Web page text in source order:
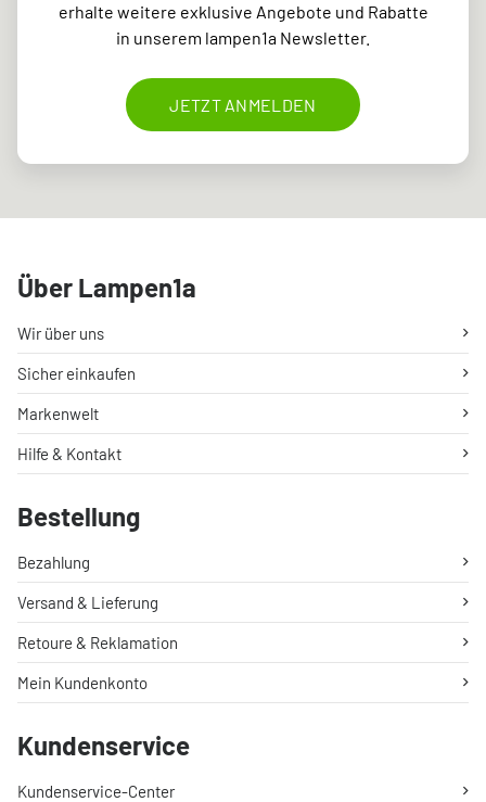
erhalte weitere exklusive Angebote und Rabatte
in unserem lampen1a Newsletter.
JETZT ANMELDEN
Über Lampen1a
Wir über uns
Sicher einkaufen
Markenwelt
Hilfe & Kontakt
Bestellung
Bezahlung
Versand & Lieferung
Retoure & Reklamation
Mein Kundenkonto
Kundenservice
Kundenservice-Center